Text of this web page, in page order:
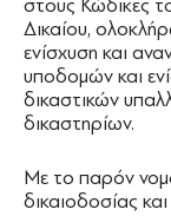
στους Κώδικες
Δικαίου,
ενίσχυση και
υποδομών και
δικαστικών
δικαστηρίων.
Με το παρόν
δικαιοδοσίας